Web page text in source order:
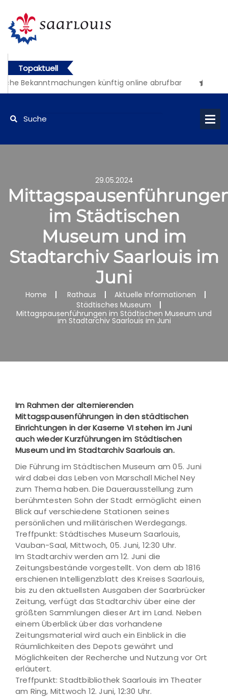
Topaktuell
Bekanntmachungen künftig online abrufbar
29.05.2024
im Städtischen
Museum und im
Stadtarchiv Saarlouis im
Juni
Home Rathaus
Aktuelle Informationen
Städtisches Museum
Mittagspausenführungen im Städtischen Museum und
im Stadtarchiv Saarlouis im Juni
Im Rahmen der alternierenden
Mittagspausenführungen in den städtischen
Einrichtungen in der Kaserne VI stehen im Juni
auch wieder Kurzführungen im Städtischen
Museum und im Stadtarchiv Saarlouis an.
Die Führung im Städtischen Museum am 05. Juni
wird dabei das Leben von Marschall Michel Ney
zum Thema haben. Die Dauerausstellung zum
berühmtesten Sohn der Stadt ermöglicht einen
Blick auf verschiedene Stationen seines
persönlichen und militärischen Werdegangs.
Treffpunkt: Städtisches Museum Saarlouis,
Vauban-Saal, Mittwoch, 05. Juni, 12:30 Uhr.
Im Stadtarchiv werden am 12. Juni die
Zeitungsbestände vorgestellt. Von dem ab 1816
erschienen Intelligenzblatt des Kreises Saarlouis,
bis zu den aktuellsten Ausgaben der Saarbrücker
Zeitung, verfügt das Stadtarchiv über eine der
größten Sammlungen dieser Art im Land. Neben
einem Überblick über das vorhandene
Zeitungsmaterial wird auch ein Einblick in die
Räumlichkeiten des Depots gewährt und
Möglichkeiten der Recherche und Nutzung vor Ort
erläutert.
Treffpunkt: Stadtbibliothek Saarlouis im Theater
am Ring, Mittwoch 12. Juni, 12:30 Uhr.